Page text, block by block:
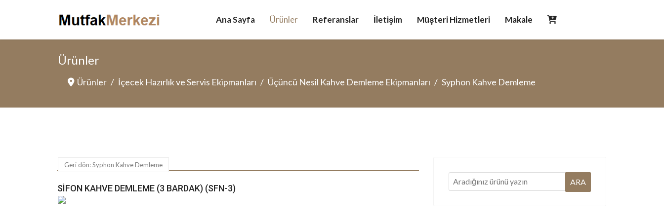
Ana Sayfa Ürünler Referanslar İletişim Müşteri Hizmetleri Makale
Ürünler
Ürünler İçecek Hazırlık ve Servis Ekipmanları Üçüncü Nesil Kahve Demleme Ekipmanları Syphon Kahve Demleme
Geri dön: Syphon Kahve Demleme
SIFON KAHVE DEMLEME (3 BARDAK) (SFN-3)